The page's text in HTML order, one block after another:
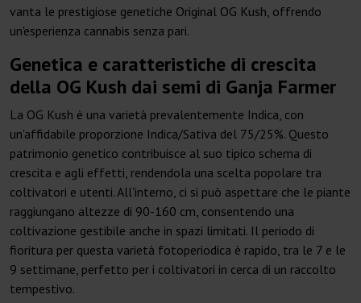
vanta le prestigiose genetiche Original OG Kush, offrendo
un'esperienza cannabis senza pari.
Genetica e caratteristiche di crescita
della OG Kush dai semi di Ganja Farmer
La OG Kush è una varietà prevalentemente Indica, con
un'affidabile proporzione Indica/Sativa del 75/25%. Questo
patrimonio genetico contribuisce al suo tipico schema di
crescita e agli effetti, rendendola una scelta popolare tra
coltivatori e utenti. All'interno, ci si può aspettare che le piante
raggiungano altezze di 90-160 cm, consentendo una
coltivazione gestibile anche in spazi limitati. Il periodo di
fioritura per questa varietà fotoperiodica è rapido, tra le 7 e le
9 settimane, perfetto per i coltivatori in cerca di un raccolto
tempestivo.